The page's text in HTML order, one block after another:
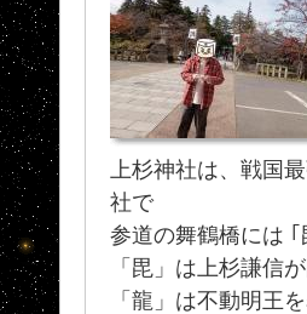
上杉神社は、戦国
社で
参道の舞鶴橋には
「毘」は上杉謙信
「龍」は不動明王